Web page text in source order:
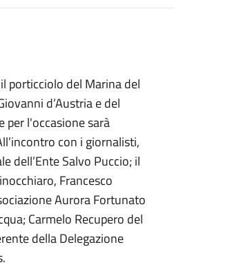
porticciolo del Marina del
d’Austria e del
per l'occasione sarà
con i giornalisti,
dell’Ente Salvo Puccio; il
Francesco
Aurora Fortunato
Carmelo Recupero del
della Delegazione